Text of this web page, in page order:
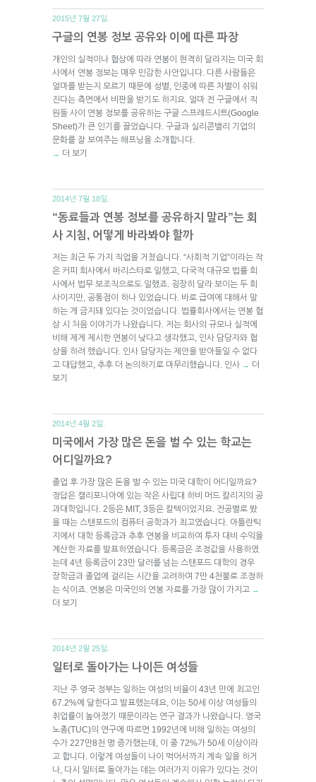
2015년 7월 27일.
구글의 연봉 정보 공유와 이에 따른 파장
개인의 실적이나 협상에 따라 연봉이 현격히 달라지는 미국 회
사에서 연봉 정보는 매우 민감한 사안입니다. 다른 사람들은
얼마를 받는지 모르기 때문에 성별, 인종에 따른 차별이 쉬워
진다는 측면에서 비판을 받기도 하지요. 얼마 전 구글에서 직
원들 사이 연봉 정보를 공유하는 구글 스프레드시트(Google
Sheet)가 큰 인기를 끌었습니다. 구글과 실리콘밸리 기업의
문화를 잘 보여주는 해프닝을 소개합니다.
→ 더 보기
2014년 7월 18일.
“동료들과 연봉 정보를 공유하지 말라”는 회
사 지침, 어떻게 바라봐야 할까
저는 최근 두 가지 직업을 거쳤습니다. “사회적 기업”이라는 작
은 커피 회사에서 바리스타로 일했고, 다국적 대규모 법률 회
사에서 법무 보조직으로도 일했죠. 굉장히 달라 보이는 두 회
사이지만, 공통점이 하나 있었습니다. 바로 급여에 대해서 말
하는 게 금지돼 있다는 것이었습니다. 법률회사에서는 연봉 협
상 시 처음 이야기가 나왔습니다. 저는 회사의 규모나 실적에
비해 제게 제시한 연봉이 낮다고 생각했고, 인사 담당자와 협
상을 하려 했습니다. 인사 담당자는 제안을 받아들일 수 없다
고 대답했고, 추후 더 논의하기로 마무리했습니다. 인사 → 더
보기
2014년 4월 2일.
미국에서 가장 많은 돈을 벌 수 있는 학교는
어디일까요?
졸업 후 가장 많은 돈을 벌 수 있는 미국 대학이 어디일까요?
정답은 캘리포니아에 있는 작은 사립대 하비 머드 칼리지의 공
과대학입니다. 2등은 MIT, 3등은 칼텍이었지요. 전공별로 봤
을 때는 스탠포드의 컴퓨터 공학과가 최고였습니다. 아틀란틱
지에서 대학 등록금과 추후 연봉을 비교하여 투자 대비 수익을
계산한 자료를 발표하였습니다. 등록금은 조정값을 사용하였
는데 4년 등록금이 23만 달러를 넘는 스탠포드 대학의 경우
장학금과 졸업에 걸리는 시간을 고려하여 7만 4천불로 조정하
는 식이죠. 연봉은 미국인의 연봉 자료를 가장 많이 가지고 →
더 보기
2014년 2월 25일.
일터로 돌아가는 나이든 여성들
지난 주 영국 정부는 일하는 여성의 비율이 43년 만에 최고인
67.2%에 달한다고 발표했는데요, 이는 50세 이상 여성들의
취업률이 높아졌기 때문이라는 연구 결과가 나왔습니다. 영국
노총(TUC)의 연구에 따르면 1992년에 비해 일하는 여성의
수가 227만8천 명 증가했는데, 이 중 72%가 50세 이상이라
고 합니다. 이렇게 여성들이 나이 먹어서까지 계속 일을 하거
나, 다시 일터로 돌아가는 데는 여러가지 이유가 있다는 것이